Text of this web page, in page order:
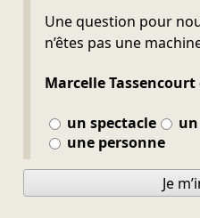
Une question pour
n’êtes pas une
Marcelle Tassencourt
un spectacle
une personne
Ne pas remplir
Je